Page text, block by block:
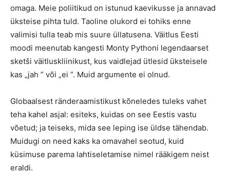
omaga. Meie poliitikud on istunud kaevikusse ja annavad
üksteise pihta tuld. Taoline olukord ei tohiks enne
valimisi tulla teab mis suure üllatusena. Väitlus Eesti
moodi meenutab kangesti Monty Pythoni legendaarset
sketši väitluskliinikust, kus vaidlejad ütlesid üksteisele
kas „jah ” või „ei ”. Muid argumente ei olnud.
Globaalsest ränderaamistikust kõneledes tuleks vahet
teha kahel asjal: esiteks, kuidas on see Eestis vastu
võetud; ja teiseks, mida see leping ise üldse tähendab.
Muidugi on need kaks ka omavahel seotud, kuid
küsimuse parema lahtiseletamise nimel rääkigem neist
eraldi.